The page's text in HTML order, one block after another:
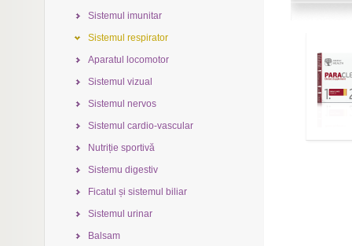
Sistemul imunitar
Sistemul respirator
Aparatul locomotor
Sistemul vizual
Sistemul nervos
Sistemul cardio-vascular
Nutriție sportivă
Sistemu digestiv
Ficatul și sistemul biliar
Sistemul urinar
Balsam